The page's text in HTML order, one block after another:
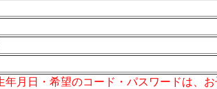
月日・希望のコード・パスワードは、